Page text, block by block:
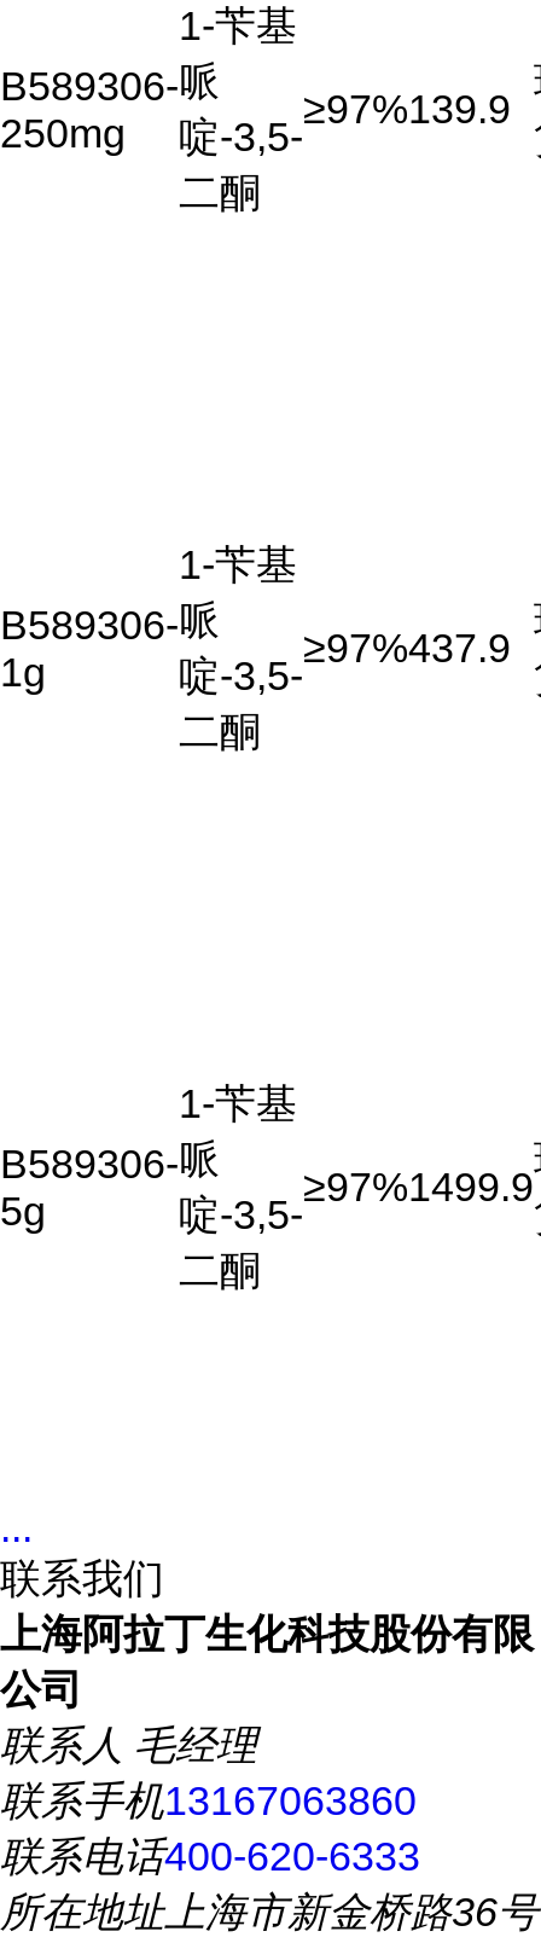
B589306-
250mg
1-苄基
哌
啶-3,5-
二酮
≥97%139.9
B589306-
1g
1-苄基
哌
啶-3,5-
二酮
≥97%437.9
B589306-
5g
1-苄基
哌
啶-3,5-
二酮
≥97%1499.9
...
联系我们
上海阿拉丁生化科技股份有限
公司
联系人 毛经理
联系手机13167063860
联系电话400-620-6333
所在地址上海市新金桥路36号